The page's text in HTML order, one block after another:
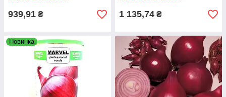
939,91 ₴ 1 135,74 ₴
Новинка